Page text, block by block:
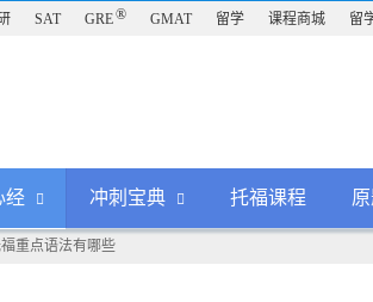
SAT GRE® GMAT 留学 课程商城 留
经 冲刺宝典 托福课程
重点语法有哪些